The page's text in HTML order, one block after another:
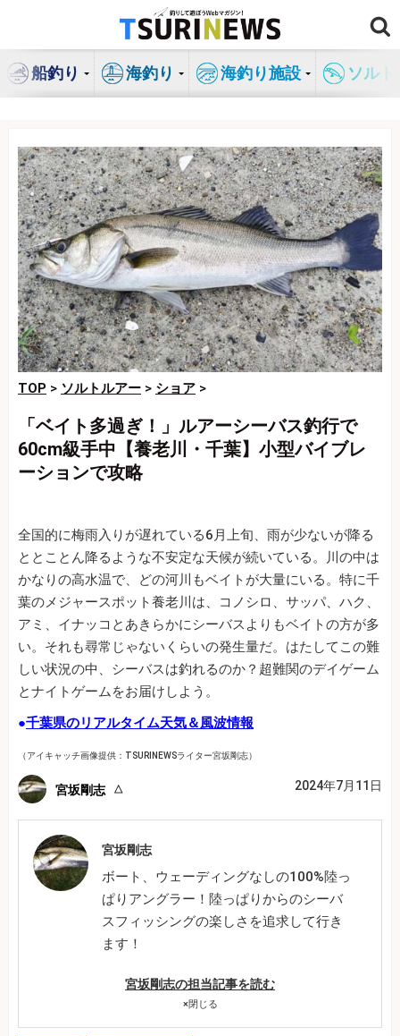
ン
船釣り 海釣り 海釣り施設 ソル
TOP > ソルトルアー > ショア >
「ベイト多過ぎ！」ルアーシーバス釣行で
60cm級手中【養老川・千葉】小型バイブレ
ーションで攻略
全国的に梅雨入りが遅れている6月上旬、雨が少ないが降る
ととことん降るような不安定な天候が続いている。川の中は
かなりの高水温で、どの河川もベイトが大量にいる。特に千
葉のメジャースポット養老川は、コノシロ、サッパ、ハク、
アミ、イナッコとあきらかにシーバスよりもベイトの方が多
い。それも尋常じゃないくらいの発生量だ。はたしてこの難
しい状況の中、シーバスは釣れるのか？超難関のデイゲーム
とナイトゲームをお届けしよう。
●千葉県のリアルタイム天気＆風波情報
（アイキャッチ画像提供：TSURINEWSライター宮坂剛志）
宮坂剛志 2024年7月11日
宮坂剛志
ボート、ウェーディングなしの100%陸っ
ぱりアングラー！陸っぱりからのシーバ
スフィッシングの楽しさを追求して行き
ます！
宮坂剛志の担当記事を読む
×閉じる